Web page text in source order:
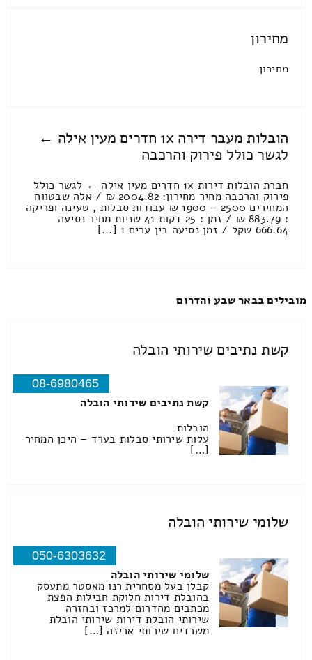
מחירון
מחירון
הובלות מעבר דירה 1x חדרים מעין אילה ←
לגשר כולל פירוק והרכבה
חברת הובלות דירות 1x חדרים מעין אילה ← לגשר כולל
פירוק והרכבה מחיר מחירון: 2004.82 ₪ / אלה שבטווח
המחירים 2500 – 1900 ₪ עבודות סבלות , טעינה ופריקה
: 883.79 ₪ / זמן : 25 דקות 41 שניות מחיר נסיעה
666.64 שקל / זמן נסיעה בין ערים 1 [...]
מובילים בבאר שבע והדרום
קשת נתיבים שירותי הובלה
08-6980465
קשת נתיבים שירותי הובלה
הובלות
עלות שירותי סבלות בערד – היכן המחיר
[…]
שלומי שירותי הובלה
050-6303632
שלומי שירותי הובלה
קבלן בעל מסחרית רנו מאסטר מתעסק
בהובלת דירות חלוקת חבילות הפצת
מכתבים מהדרום למרכז ובחזרה
שירותי הובלת דירות שירותי הובלת
משרדים שירותי אריזה […]